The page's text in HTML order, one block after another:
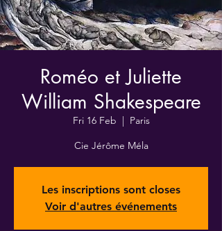
Roméo et Juliette
William Shakespeare
Fri 16 Feb
  |
Paris
Cie Jérôme Méla
Les inscriptions sont closes
Voir d'autres événements